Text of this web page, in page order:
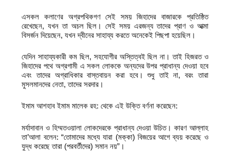
এসকল কলাণের অগ্রপথিকগণ সেই সময় জিহাদের বাজারকে প্রতিষ্ঠিত
রেখেছেন, যখন তা অচল ছিল। সেই সময় এরজন্য তাদের প্রাণ ও আত্মা
বিসর্জন দিয়েছেন, যখন দ্বীনের সাহায্য করতে অনেকেই পিছপা হয়েছিল।
যেদিন সাহায্যকারী কম ছিল, সহযোগীর অস্তিত্বই ছিল না। তাই হিজরত ও
জিহাদের পথে অগ্রগামী এ সকল লোককে অন্যদের উপর প্রাধান্য দেওয়া হবে
এবং তাদের অগ্রাধিকার বাস্তবায়ন করা হবে। শুধু তাই না, বরং তারা
মুসলমানদের নেতা, তাদের সরদার।
ইমাম আশহাব ইমাম মালেক রহ: থেকে এই উক্তি বর্ণনা করেছেন:
মর্যাদাবান ও হিম্মতওয়ালা লোকদেরকে প্রাধান্য দেওয়া উচিত। কারণ আল্লাহ
তা’আলা বলেন: “তোমাদের মধ্যে যারা (মক্কা) বিজয়ের আগে ব্যয় করেছে ও
যুদ্ধ করেছে তারা (পরবর্তীদের) সমান নয়”।